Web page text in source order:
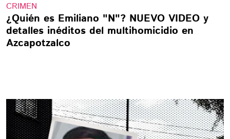
CRIMEN
¿Quién es Emiliano "N"? NUEVO VIDEO y
detalles inéditos del multihomicidio en
Azcapotzalco